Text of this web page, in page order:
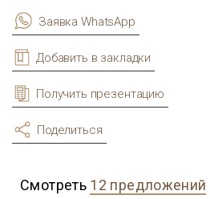
Заявка WhatsApp
Добавить в закладки
Получить презентацию
Поделиться
Смотреть 12 предложений